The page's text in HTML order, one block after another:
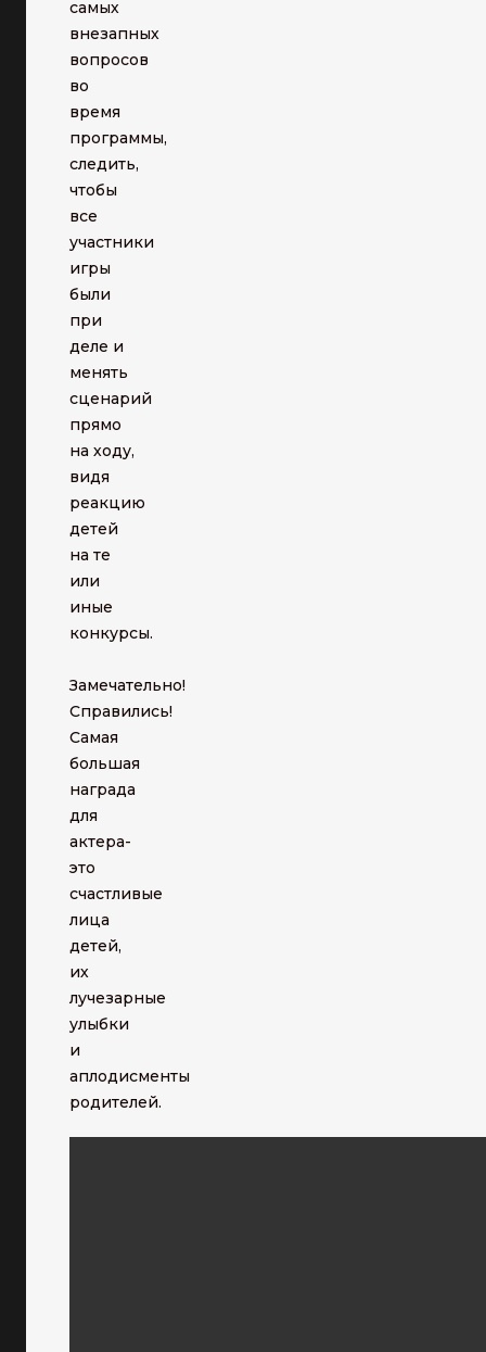
самых
внезапных
вопросов
во
время
программы,
следить,
чтобы
все
участники
игры
были
при
деле и
менять
сценарий
прямо
на ходу,
видя
реакцию
детей
на те
или
иные
конкурсы.
Замечательно!
Справились!
Самая
большая
награда
для
актера-
это
счастливые
лица
детей,
их
лучезарные
улыбки
и
аплодисменты
родителей.